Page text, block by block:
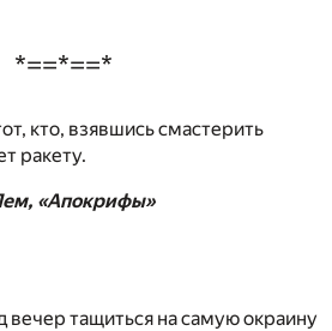
*==*==*
кто, взявшись смастерить
ракету.
«Апокрифы»
тащиться на самую окраину